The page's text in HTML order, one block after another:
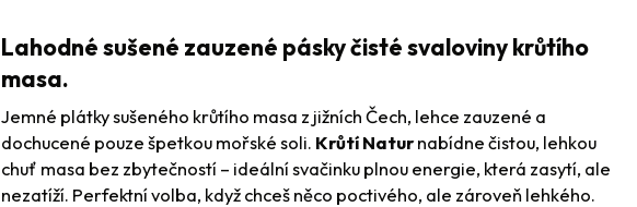
z
5
hvězdiček.
Lahodné sušené zauzené pásky čisté svaloviny krůtího
masa.
Jemné plátky sušeného krůtího masa z jižních Čech, lehce zauzené a
dochucené pouze špetkou mořské soli. Krůtí Naturnabídne čistou, lehkou
chuť masa bez zbytečností – ideální svačinku plnou energie, která zasytí, ale
nezatíží. Perfektní volba, když chceš něco poctivého, ale zároveň lehkého.